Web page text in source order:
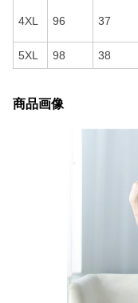
4XL 96 37
5XL 98 38
商品画像